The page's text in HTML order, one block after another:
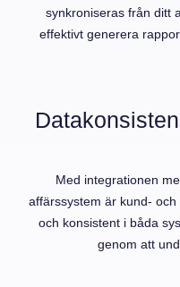
synkroniseras från ditt
effektivt generera
Med integrationen
affärssystem är kund-
och konsistent i båda
genom att